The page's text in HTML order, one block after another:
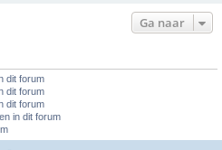
Ga naar
dit forum
dit forum
dit forum
in dit forum